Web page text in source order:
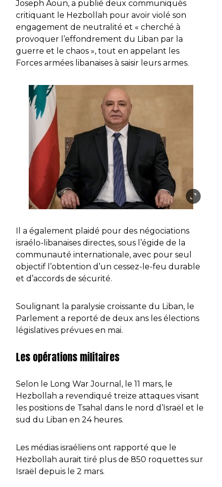
Joseph Aoun, a publié deux communiqués
critiquant le Hezbollah pour avoir violé son
engagement de neutralité et « cherché à
provoquer l’effondrement du Liban par la
guerre et le chaos », tout en appelant les
Forces armées libanaises à saisir leurs armes.
Il a également plaidé pour des négociations
israélo-libanaises directes, sous l’égide de la
communauté internationale, avec pour seul
objectif l’obtention d’un cessez-le-feu durable
et d’accords de sécurité.
Soulignant la paralysie croissante du Liban, le
Parlement a reporté de deux ans les élections
législatives prévues en mai.
Les opérations militaires
Selon le Long War Journal, le 11 mars, le
Hezbollah a revendiqué treize attaques visant
les positions de Tsahal dans le nord d’Israël et le
sud du Liban en 24 heures.
Les médias israéliens ont rapporté que le
Hezbollah aurait tiré plus de 850 roquettes sur
Israël depuis le 2 mars.